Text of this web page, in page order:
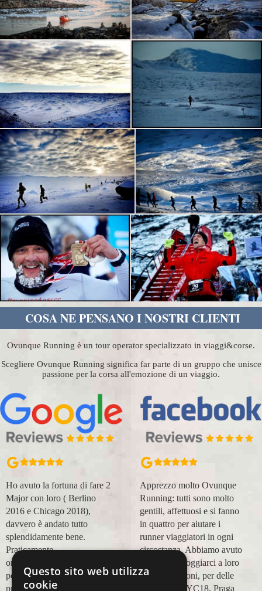
COSA NE PENSANO I NOSTRI CLIENTI
Ovunque Running è un tour operator specializzato in viaggi&corse.
Scegliere Ovunque Running significa far parte di un gruppo che unisce
passione per la corsa all'emozione di un viaggio.
Ho avuto la fortuna di fare 2
Major con loro ( Berlino
2016 e Chicago 2018),
davvero è andato tutto
splendidamente bene.
Praticamente
organizzazione
perfetta,dalla
prenotazione,mesi prima,al
Apprezzo molto Ovunque
Running: tutti sono molto
gentili, affettuosi e si fanno
in quattro per aiutare i
runner viaggiatori in ogni
circostanza. Abbiamo avuto
modo di appoggiarci a loro
in più occasioni, per delle
maratone (NYC18, Praga
Questo sito web utilizza
cookie